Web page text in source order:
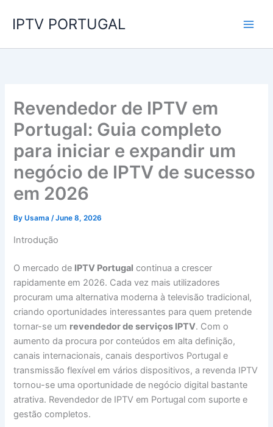
IPTV PORTUGAL
Revendedor de IPTV em
Portugal: Guia completo
para iniciar e expandir um
negócio de IPTV de sucesso
em 2026
ByUsama/June 8, 2026
Introdução
O mercado de IPTV Portugal continua a crescer
rapidamente em 2026. Cada vez mais utilizadores
procuram uma alternativa moderna à televisão tradicional,
criando oportunidades interessantes para quem pretende
tornar-se um revendedor de serviços IPTV. Com o
aumento da procura por conteúdos em alta definição,
canais internacionais, canais desportivos Portugal e
transmissão flexível em vários dispositivos, a revenda IPTV
tornou-se uma oportunidade de negócio digital bastante
atrativa. Revendedor de IPTV em Portugal com suporte e
gestão completos.